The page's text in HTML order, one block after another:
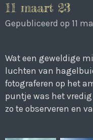
11 maart 23
Gepubliceerd op 11
Wat een geweldige
luchten van
fotograferen op het
puntje was het
zo te observeren en